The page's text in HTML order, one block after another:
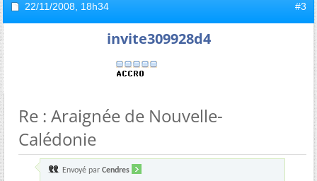
22/11/2008, 18h34 #3
invite309928d4
Re : Araignée de Nouvelle-
Calédonie
Envoyé par Cendres